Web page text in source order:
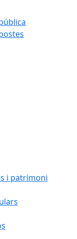
i patrimoni